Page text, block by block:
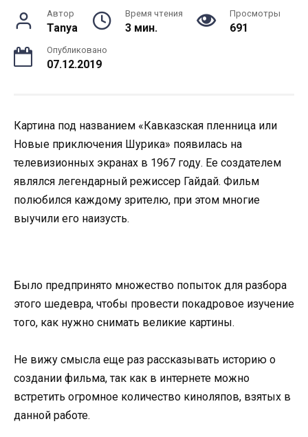
Автор
Tanya
Время чтения
3 мин.
Просмотры
691
Опубликовано
07.12.2019
Картина под названием «Кавказская пленница или
Новые приключения Шурика» появилась на
телевизионных экранах в 1967 году. Ее создателем
являлся легендарный режиссер Гайдай. Фильм
полюбился каждому зрителю, при этом многие
выучили его наизусть.
Было предпринято множество попыток для разбора
этого шедевра, чтобы провести покадровое изучение
того, как нужно снимать великие картины.
Не вижу смысла еще раз рассказывать историю о
создании фильма, так как в интернете можно
встретить огромное количество киноляпов, взятых в
данной работе.